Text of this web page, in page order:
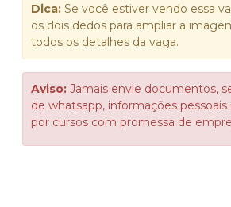
Dica: Se você estiver vendo essa
os dois dedos para ampliar a
todos os detalhes da vaga.
Aviso: Jamais envie documentos,
de whatsapp, informações
por cursos com promessa de